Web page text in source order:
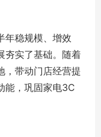
年稳规模、增效
夯实了基础。随着
，带动门店经营提
能，巩固家电3C